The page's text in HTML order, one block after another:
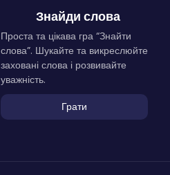
Знайди слова
Проста та цікава гра “Знайти
слова”. Шукайте та викреслюйте
заховані слова і розвивайте
уважність.
Грати